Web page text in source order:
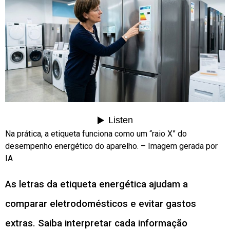
Na prática, a etiqueta funciona como um “raio X” do
desempenho energético do aparelho. – Imagem gerada por
IA
As letras da etiqueta energética ajudam a
comparar eletrodomésticos e evitar gastos
extras. Saiba interpretar cada informação